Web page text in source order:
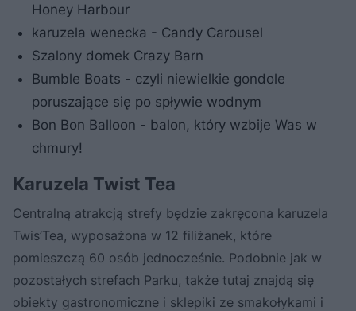
Honey Harbour
karuzela wenecka - Candy Carousel
Szalony domek Crazy Barn
Bumble Boats - czyli niewielkie gondole
poruszające się po spływie wodnym
Bon Bon Balloon - balon, który wzbije Was w
chmury!
Karuzela Twist Tea
Centralną atrakcją strefy będzie zakręcona karuzela
Twis’Tea, wyposażona w 12 filiżanek, które
pomieszczą 60 osób jednocześnie. Podobnie jak w
pozostałych strefach Parku, także tutaj znajdą się
obiekty gastronomiczne i sklepiki ze smakołykami i